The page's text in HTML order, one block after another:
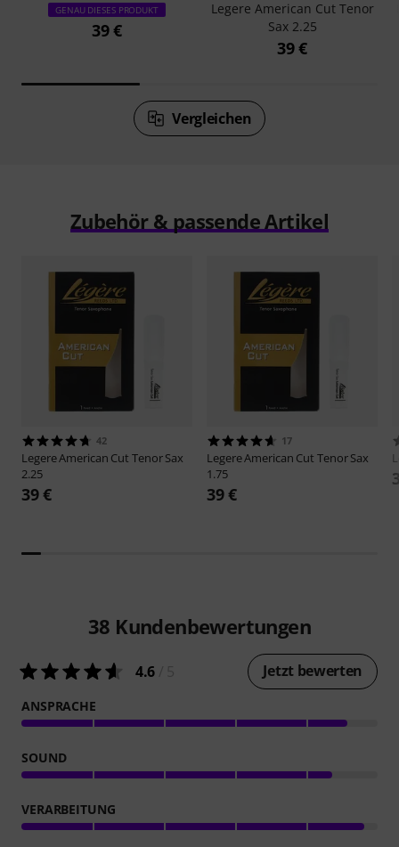
GENAU DIESES PRODUKT
39 €
Legere American Cut Tenor
Sax 2.25
39 €
Vergleichen
Zubehör & passende Artikel
42
LegereAmerican Cut Tenor Sax
2.25
39 €
17
LegereAmerican Cut Tenor Sax
1.75
39 €
38 Kundenbewertungen
4.6 Jetzt bewerten
ANSPRACHE
SOUND
VERARBEITUNG